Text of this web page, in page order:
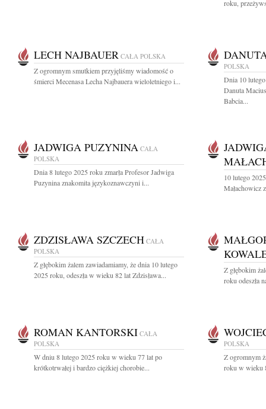
roku,
LECH NAJBAUER CAŁA POLSKA
Z ogromnym smutkiem przyjęliśmy wiadomość o
śmierci Mecenasa Lecha Najbauera wieloletniego i...
POLSKA
Dnia 10
Danuta
Babcia...
JADWIGA PUZYNINA CAŁA
POLSKA
Dnia 8 lutego 2025 roku zmarła Profesor Jadwiga
Puzynina znakomita językoznawczyni i...
10 lutego
Małachowicz
ZDZISŁAWA SZCZECH CAŁA
POLSKA
Z głębokim żalem zawiadamiamy, że dnia 10 lutego
2025 roku, odeszła w wieku 82 lat Zdzisława...
Z głębokim
roku odeszła
ROMAN KANTORSKI CAŁA
POLSKA
W dniu 8 lutego 2025 roku w wieku 77 lat po
krótkotrwałej i bardzo ciężkiej chorobie...
POLSKA
Z ogromnym
roku w wieku